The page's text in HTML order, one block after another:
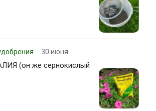
30 июня
(он же сернокислый